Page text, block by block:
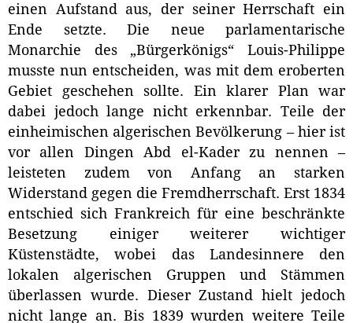
einen Aufstand aus, der seiner Herrschaft ein
Ende setzte. Die neue parlamentarische
Monarchie des „Bürgerkönigs“ Louis-Philippe
musste nun entscheiden, was mit dem eroberten
Gebiet geschehen sollte. Ein klarer Plan war
dabei jedoch lange nicht erkennbar. Teile der
einheimischen algerischen Bevölkerung – hier ist
vor allen Dingen Abd el-Kader zu nennen –
leisteten zudem von Anfang an starken
Widerstand gegen die Fremdherrschaft. Erst 1834
entschied sich Frankreich für eine beschränkte
Besetzung einiger weiterer wichtiger
Küstenstädte, wobei das Landesinnere den
lokalen algerischen Gruppen und Stämmen
überlassen wurde. Dieser Zustand hielt jedoch
nicht lange an. Bis 1839 wurden weitere Teile